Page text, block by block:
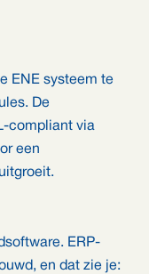
ENE systeem te
De
compliant via
een
ERP-
en dat zie je: